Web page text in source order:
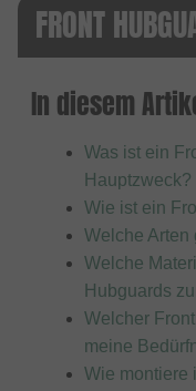
FRONT
In diesem
Was ist ein
Hauptzweck?
Wie ist ein
Welche Arten
Welche
Hubguards
Welcher
meine
Wie montiere